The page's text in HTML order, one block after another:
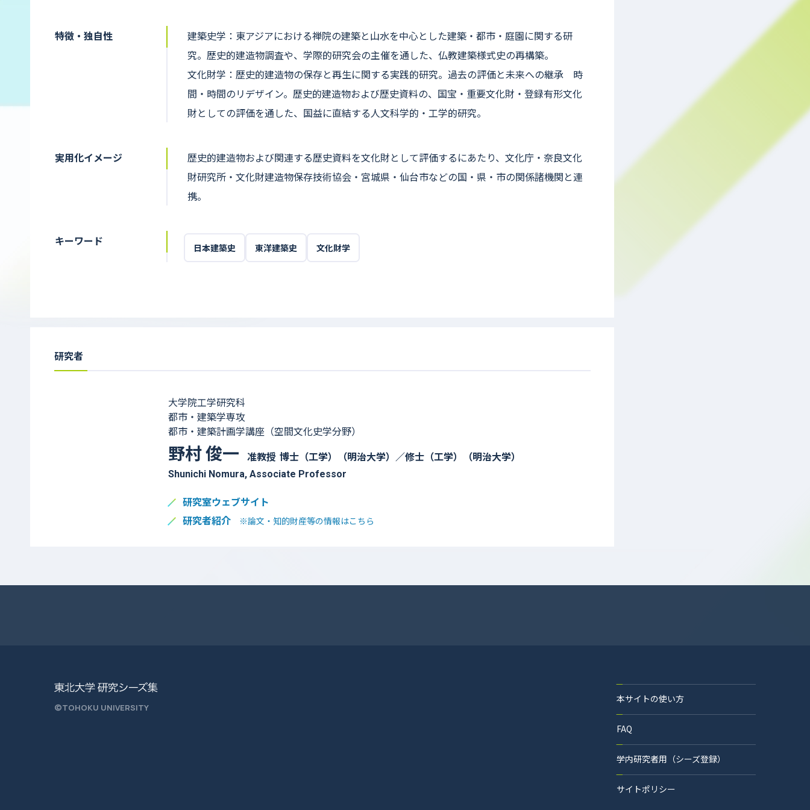
特徴・独自性
建築史学：東アジアにおける禅院の建築と山水を中心とした建築・都市・庭園に関する研
究。歴史的建造物調査や、学際的研究会の主催を通した、仏教建築様式史の再構築。
文化財学：歴史的建造物の保存と再生に関する実践的研究。過去の評価と未来への継承 時
間・時間のリデザイン。歴史的建造物および歴史資料の、国宝・重要文化財・登録有形文化
財としての評価を通した、国益に直結する人文科学的・工学的研究。
実用化イメージ
歴史的建造物および関連する歴史資料を文化財として評価するにあたり、文化庁・奈良文化
財研究所・文化財建造物保存技術協会・宮城県・仙台市などの国・県・市の関係諸機関と連
携。
キーワード 日本建築史 東洋建築史 文化財学
研究者
大学院工学研究科
都市・建築学専攻
都市・建築計画学講座（空間文化史学分野）
野村 俊一 准教授 博士（工学）（明治大学）／修士（工学）（明治大学）
Shunichi Nomura, Associate Professor
研究室ウェブサイト
研究者紹介
※論文・知的財産等の情報はこちら
©TOHOKU UNIVERSITY
本サイトの使い方
FAQ
学内研究者用（シーズ登録）
サイトポリシー